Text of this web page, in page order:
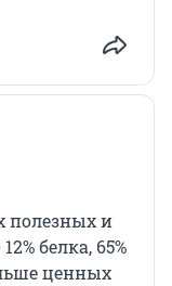
полезных и
белка, 65%
ценных